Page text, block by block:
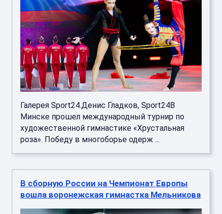
Галерея Sport24.Денис Гладков, Sport24В
Минске прошел международный турнир по
художественной гимнастике «Хрустальная
роза». Победу в многоборье одерж ...
В сборную России на Чемпионат Европы
вошла воронежская гимнастка Мельникова